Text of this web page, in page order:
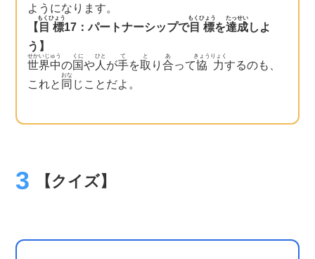
ようになります。
【 目標
もくひょう
17：パートナーシップで目標
もくひょう
を達成
たっせい
しよ
う】
世界中
せかいじゅう
の国
くに
や 人
ひと
が手
て
を取
と
り合
あ
って協力
きょうりょく
するのも、
これと 同
おな
じことだよ。
【クイズ】